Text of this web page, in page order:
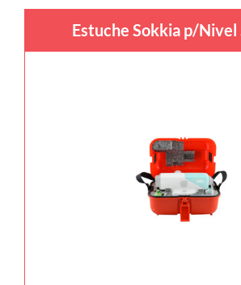
Estuche Sokkia p/Nivel